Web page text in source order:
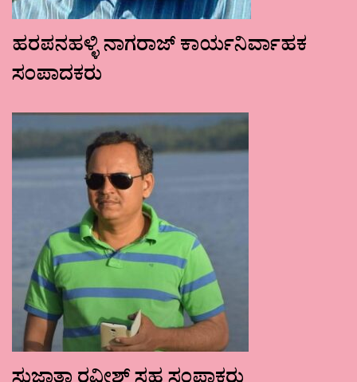
ಹರಪನಹಳ್ಳಿ ನಾಗರಾಜ್ ಕಾರ್ಯನಿರ್ವಾಹಕ
ಸಂಪಾದಕರು